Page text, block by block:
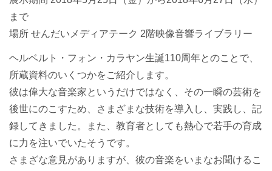
まで
場所 せんだいメディアテーク 2階映像音響ライブラリー
ヘルベルト・フォン・カラヤン生誕110周年とのことで、
所蔵資料のいくつかをご紹介します。
彼は偉大な音楽家というだけではなく、その一瞬の芸術を
後世にのこすため、さまざまな技術を導入し、実践し、記
録してきました。また、教育者としても熱心で若手の育成
に力を注いでいたそうです。
さまざな意見がありますが、彼の音楽をいまなお聞けるこ